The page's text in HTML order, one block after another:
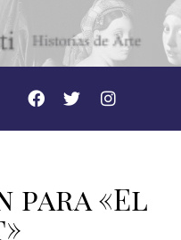
para «El